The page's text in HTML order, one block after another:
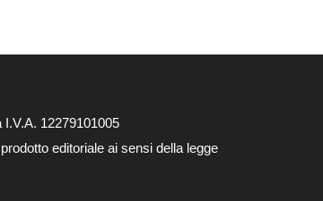
12279101005
editoriale ai sensi della legge